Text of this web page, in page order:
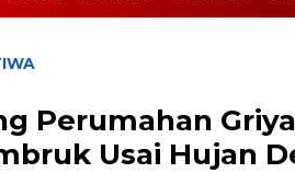
Perumahan
Usai Hujan